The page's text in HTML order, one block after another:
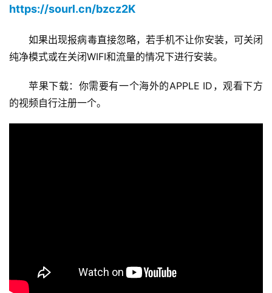
https://sourl.cn/bzcz2K
如果出现报病毒直接忽略，若手机不让你安装，可关闭
纯净模式或在关闭WIFI和流量的情况下进行安装。
苹果下载：你需要有一个海外的APPLE ID，观看下方
的视频自行注册一个。